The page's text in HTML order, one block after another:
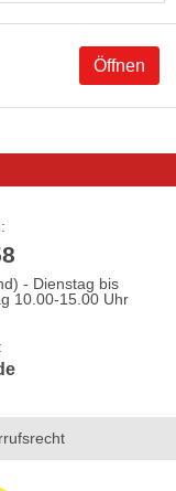
Öffnen
- Dienstag bis
10.00-15.00 Uhr